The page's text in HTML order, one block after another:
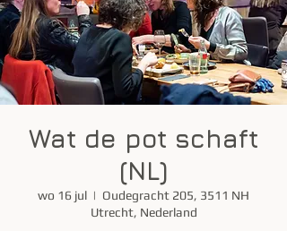
Wat de pot schaft
(NL)
wo 16 jul
  |
Oudegracht 205, 3511 NH
Utrecht, Nederland